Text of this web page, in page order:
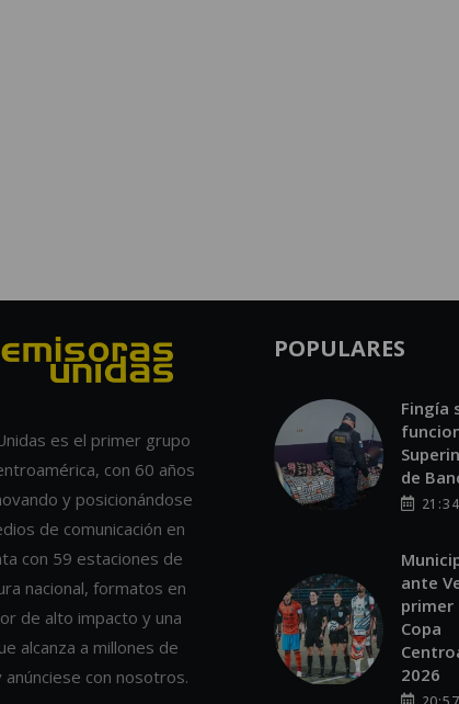
es el primer grupo
con 60 años
y posicionándose
de comunicación en
con 59 estaciones de
nacional, formatos en
de alto impacto y una
alcanza a millones de
anúnciese con nosotros.
POPULARES
Fingía
de
ante
Copa
2026